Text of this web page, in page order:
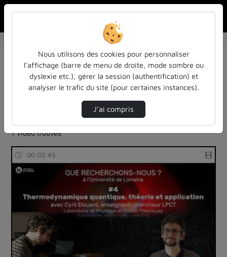
Résultats de la recherche
Filtres actifs (cliquer pour en retirer) :
reportages
sdun-videos-en-ligne
sdun-videos-en-ligne
que-recherchons-nous
1 vidéo trouvée
00:02:45
Nous utilisons des cookies pour personnaliser
l’affichage (barre de menu de droite, mode sombre ou
dyslexie etc.), gérer la session (authentification) et
analyser le trafic du site (pour certaines instances).
J’ai compris